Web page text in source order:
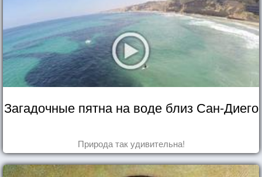
Загадочные пятна на воде близ Сан-Диего
Природа так удивительна!